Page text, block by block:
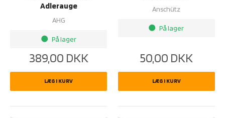
Adlerauge
AHG
brightness_1 På lager
389,00 DKK
LÆG I KURV
Anschütz
brightness_1 På lager
50,00 DKK
LÆG I KURV